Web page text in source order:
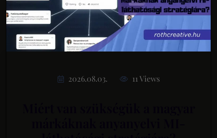
2026.08.03. 11 Views